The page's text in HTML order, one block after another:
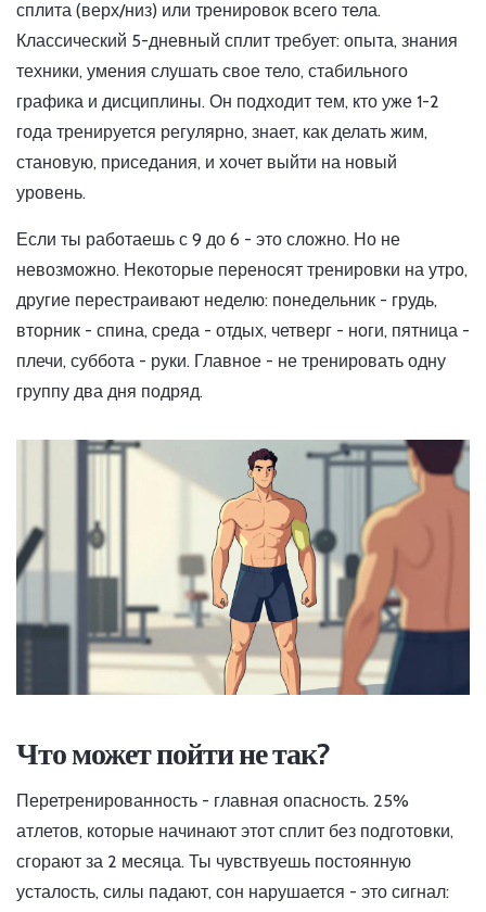
сплита (верх/низ) или тренировок всего тела.
Классический 5-дневный сплит требует: опыта, знания
техники, умения слушать свое тело, стабильного
графика и дисциплины. Он подходит тем, кто уже 1-2
года тренируется регулярно, знает, как делать жим,
становую, приседания, и хочет выйти на новый
уровень.
Если ты работаешь с 9 до 6 - это сложно. Но не
невозможно. Некоторые переносят тренировки на утро,
другие перестраивают неделю: понедельник - грудь,
вторник - спина, среда - отдых, четверг - ноги, пятница -
плечи, суббота - руки. Главное - не тренировать одну
группу два дня подряд.
Что может пойти не так?
Перетренированность - главная опасность. 25%
атлетов, которые начинают этот сплит без подготовки,
сгорают за 2 месяца. Ты чувствуешь постоянную
усталость, силы падают, сон нарушается - это сигнал: